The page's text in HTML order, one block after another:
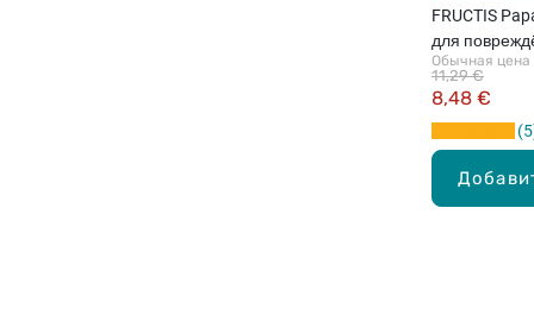
FRUCTIS
для
400мл
Обычная цена
8,48 €
11,29 €
5